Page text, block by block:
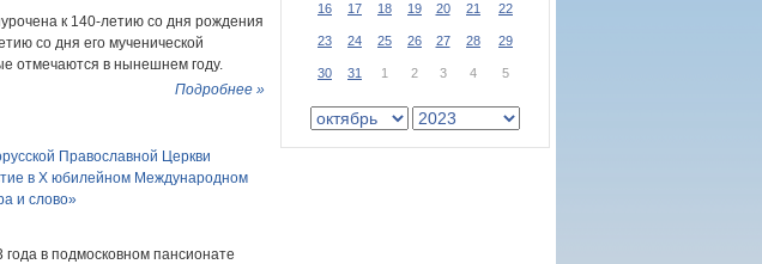
к 140-летию со дня рождения
со дня его мученической
отмечаются в нынешнем году.
Подробнее »
Православной Церкви
в X юбилейном Международном
и слово»
года в подмосковном пансионате
16 17 18 19 20 21 22
23 24 25 26 27 28 29
30 31 1 2 3 4 5